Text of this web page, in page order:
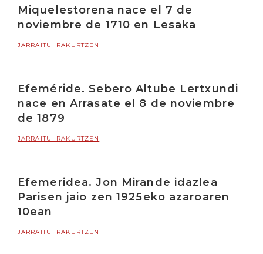
Miquelestorena nace el 7 de
noviembre de 1710 en Lesaka
JARRAITU IRAKURTZEN
Efeméride. Sebero Altube Lertxundi
nace en Arrasate el 8 de noviembre
de 1879
JARRAITU IRAKURTZEN
Efemeridea. Jon Mirande idazlea
Parisen jaio zen 1925eko azaroaren
10ean
JARRAITU IRAKURTZEN